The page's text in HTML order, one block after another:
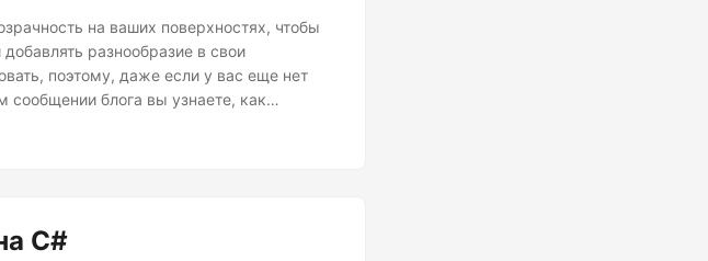
на ваших поверхностях, чтобы
разнообразие в свои
поэтому, даже если у вас еще нет
сообщении блога вы узнаете, как
затем показать, как ее отобразить.
C#